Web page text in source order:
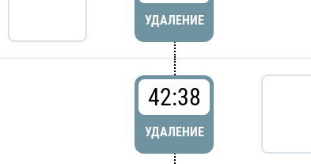
УДАЛЕНИЕ
42:38
УДАЛЕНИЕ